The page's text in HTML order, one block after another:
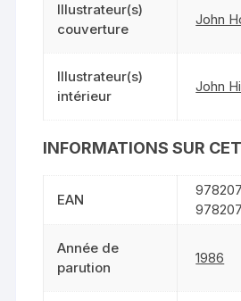
Illustrateur(s)
couverture
John
Illustrateur(s)
intérieur
John
INFORMATIONS SUR
EAN
Année de
parution
1986